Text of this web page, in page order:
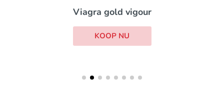
Viagra gold vigour
KOOP NU